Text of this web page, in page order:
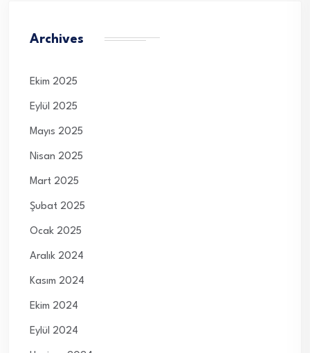
Archives
Ekim 2025
Eylül 2025
Mayıs 2025
Nisan 2025
Mart 2025
Şubat 2025
Ocak 2025
Aralık 2024
Kasım 2024
Ekim 2024
Eylül 2024